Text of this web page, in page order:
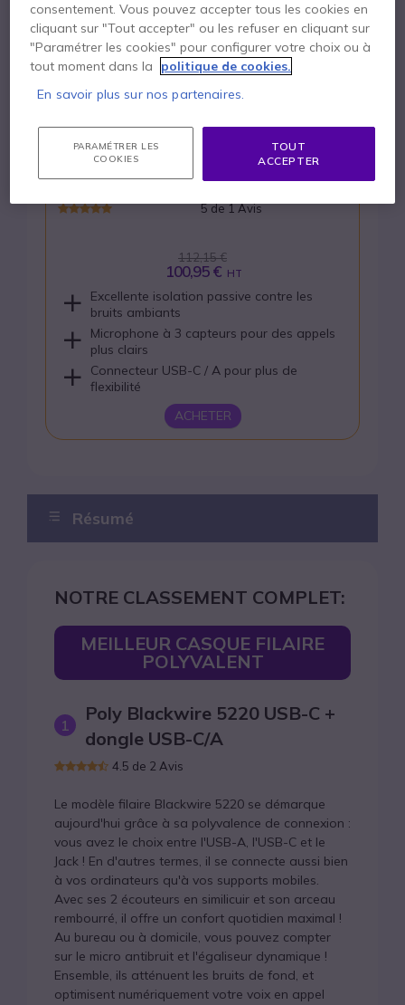
5 de 1 Avis
112,15 €
100,95 € HT
Excellente isolation passive contre les
bruits ambiants
Microphone à 3 capteurs pour des appels
plus clairs
Connecteur USB-C / A pour plus de
flexibilité
ACHETER
Résumé
Top 10
Meilleur casque filaire polyvalent
Meilleur confort pour journées chargées
Meilleur casque filaire optimisé pour Teams
Meilleur pour les petits budgets
Meilleur casque ANC pour les cadres
Meilleur casque robuste pour tâches
polyvalentes
Meilleure portée pour appels intensifs
Meilleure immersion sonore au bureau
Meilleur casque sans-fil abordable
Meilleur pour les environnements bruyants
Tableau comparatif
NOTRE CLASSEMENT COMPLET:
MEILLEUR CASQUE FILAIRE
POLYVALENT
1
Poly Blackwire 5220 USB-C +
dongle USB-C/A
4.5 de 2 Avis
Le modèle filaire Blackwire 5220 se démarque
aujourd'hui grâce à sa polyvalence de connexion :
vous avez le choix entre l'USB-A, l'USB-C et le
Jack ! En d'autres termes, il se connecte aussi bien
à vos ordinateurs qu'à vos supports mobiles.
Avec ses 2 écouteurs en similicuir et son arceau
rembourré, il offre un confort quotidien maximal !
Au bureau ou à domicile, vous pouvez compter
sur le micro antibruit et l'égaliseur dynamique !
Ensemble, ils atténuent les bruits de fond, et
optimisent numériquement votre voix en appel
consentement. Vous pouvez accepter tous les cookies en
cliquant sur "Tout accepter" ou les refuser en cliquant sur
"Paramétrer les cookies" pour configurer votre choix ou à
tout moment dans la
politique de cookies.
En savoir plus sur nos partenaires.
PARAMÉTRER LES
COOKIES
TOUT
ACCEPTER